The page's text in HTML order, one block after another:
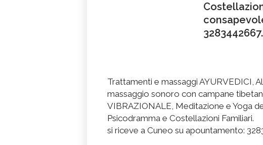
3283442667.
Trattamenti e massaggi AYURVEDICI,
massaggio sonoro con campane
VIBRAZIONALE, Meditazione e Yoga
Psicodramma e Costellazioni Familiari.
si riceve a Cuneo su apountamento: